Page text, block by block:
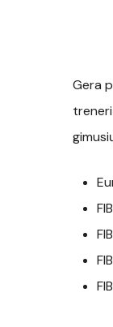
Gera